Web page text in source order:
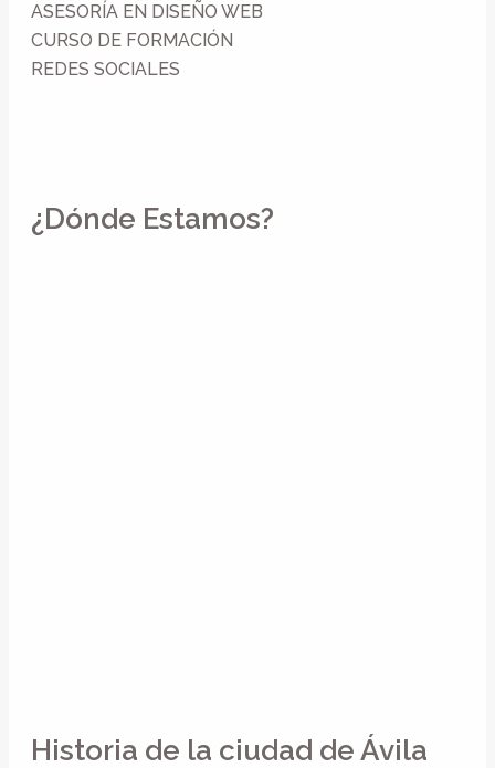
ASESORÍA EN DISEÑO WEB
CURSO DE FORMACIÓN
REDES SOCIALES
¿Dónde Estamos?
Historia de la ciudad de Ávila